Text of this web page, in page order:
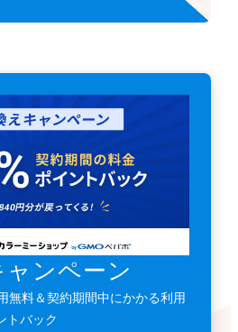
ンペーン
無料＆契約期間中にかかる利用
トバック